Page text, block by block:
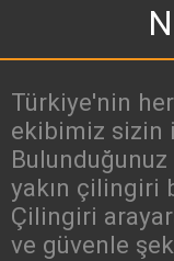
Türkiye'nin
ekibimiz sizin
yakın çilingiri
Çilingiri
ve güvenle